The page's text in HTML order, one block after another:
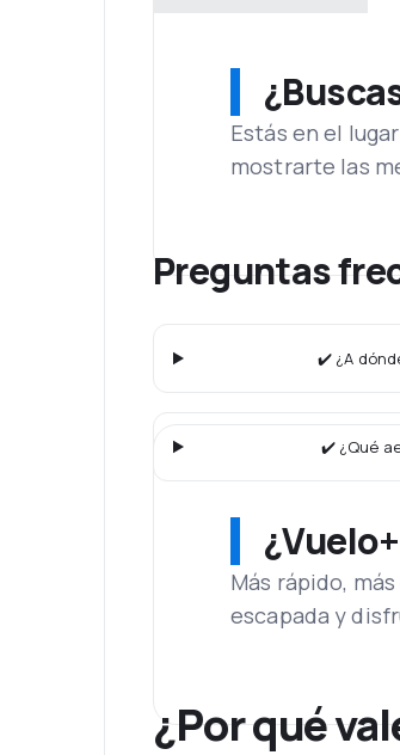
Estás en el
mostrarte las
Preguntas
✔️ ¿A
✔️ ¿Qué
Más rápido,
escapada y
¿Por qué